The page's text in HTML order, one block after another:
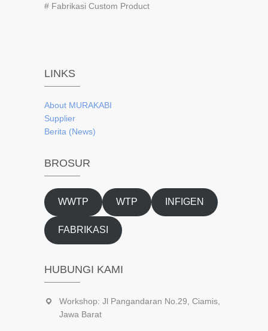
# Fabrikasi Custom Product
LINKS
About MURAKABI
Supplier
Berita (News)
BROSUR
WWTP WTP INFIGEN
FABRIKASI
HUBUNGI KAMI
Workshop: Jl Pangandaran No.29, Ciamis,
Jawa Barat